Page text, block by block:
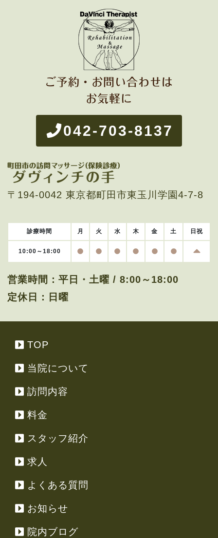
ご予約・お問い合わせは
お気軽に
042-703-8137
〒194-0042 東京都町田市東玉川学園4-7-8
診療時間 月 火 水 木 金 土 日 祝
10:00～18:00 OPENOPENOPENOPENOPENOPEN
営業時間： 平日・土曜 / 8:00～18:00
定休日：
日曜
TOP
当院について
訪問内容
料金
スタッフ紹介
求人
よくある質問
お知らせ
院内ブログ